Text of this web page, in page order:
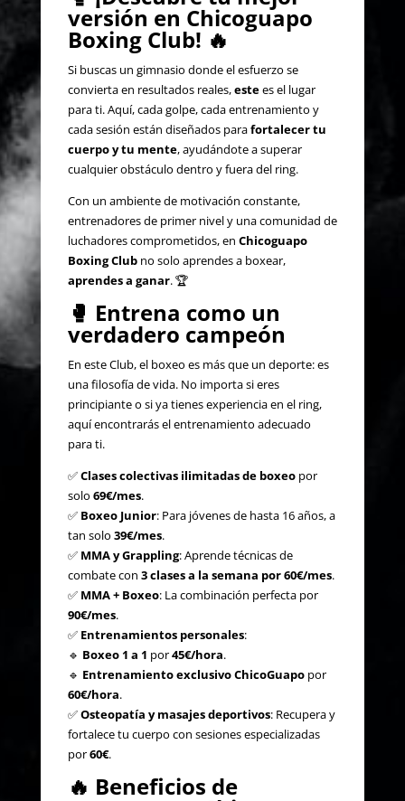
versión en Chicoguapo
Boxing Club! 🔥
Si buscas un gimnasio donde el esfuerzo se
convierta en resultados reales,estees el lugar
para ti. Aquí, cada golpe, cada entrenamiento y
cada sesión están diseñados parafortalecer tu
cuerpo y tu mente, ayudándote a superar
cualquier obstáculo dentro y fuera del ring.
Con un ambiente de motivación constante,
entrenadores de primer nivel y una comunidad de
luchadores comprometidos, en Chicoguapo
Boxing Clubno solo aprendes a boxear,
aprendes a ganar. 🏆
🥊 Entrena como un
verdadero campeón
En este Club, el boxeo es más que un deporte: es
una filosofía de vida. No importa si eres
principiante o si ya tienes experiencia en el ring,
aquí encontrarás el entrenamiento adecuado
para ti.
✅Clases colectivas ilimitadas de boxeopor
solo 69€/mes.
✅ Boxeo Junior: Para jóvenes de hasta 16 años, a
tan solo 39€/mes.
✅ MMA y Grappling: Aprende técnicas de
combate con 3 clases a la semana por 60€/mes.
✅ MMA + Boxeo: La combinación perfecta por
90€/mes.
✅ Entrenamientos personales:
🔹 Boxeo 1 a 1 por45€/hora.
🔹 Entrenamiento exclusivo ChicoGuapopor
60€/hora.
✅Osteopatía y masajes deportivos: Recupera y
fortalece tu cuerpo con sesiones especializadas
por60€.
🔥 Beneficios de